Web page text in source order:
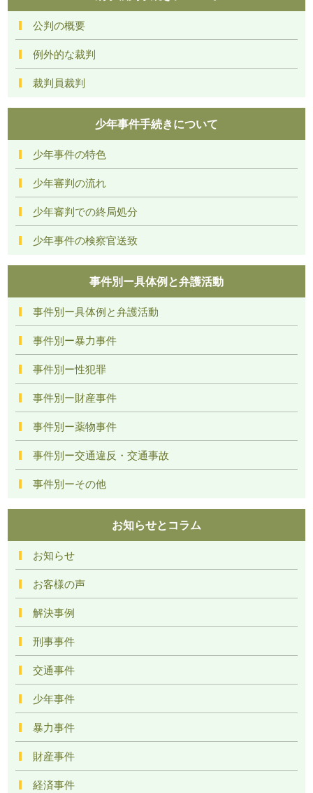
公判の概要
例外的な裁判
裁判員裁判
少年事件手続きについて
少年事件の特色
少年審判の流れ
少年審判での終局処分
少年事件の検察官送致
事件別ー具体例と弁護活動
事件別ー具体例と弁護活動
事件別ー暴力事件
事件別ー性犯罪
事件別ー財産事件
事件別ー薬物事件
事件別ー交通違反・交通事故
事件別ーその他
お知らせとコラム
お知らせ
お客様の声
解決事例
刑事事件
交通事件
少年事件
暴力事件
財産事件
経済事件